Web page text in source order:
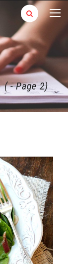
( - Page 2)